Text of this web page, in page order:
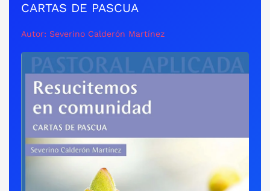
CARTAS DE PASCUA
Autor: Severino Calderón Martínez